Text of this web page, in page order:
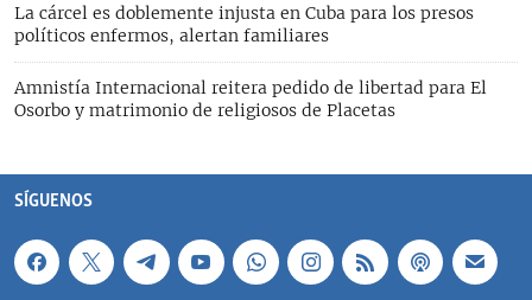
La cárcel es doblemente injusta en Cuba para los presos
políticos enfermos, alertan familiares
Amnistía Internacional reitera pedido de libertad para El
Osorbo y matrimonio de religiosos de Placetas
SÍGUENOS